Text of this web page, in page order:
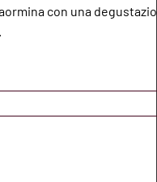
con una